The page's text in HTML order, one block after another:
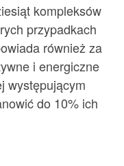
kompleksów
przypadkach
również za
i energiczne
występującym
do 10% ich